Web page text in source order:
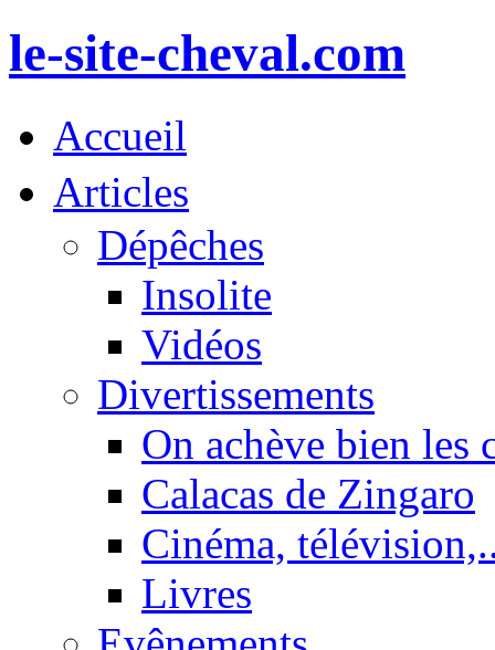
le-site-cheval.com
Accueil
Articles
Dépêches
Insolite
Vidéos
Divertissements
On achève bien les
Calacas de Zingaro
Cinéma,
Livres